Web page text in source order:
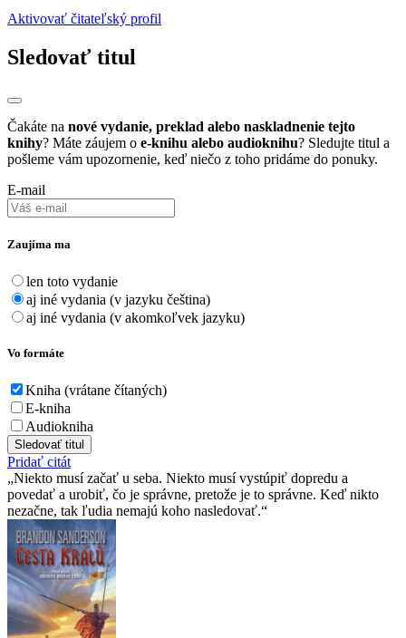
Aktivovať čitateľský profil
Sledovať titul
Čakáte na nové vydanie, preklad alebo naskladnenie tejto
knihy? Máte záujem o e-knihu alebo audioknihu? Sledujte titul a
pošleme vám upozornenie, keď niečo z toho pridáme do ponuky.
E-mail
Zaujíma ma
len toto vydanie
aj iné vydania (v jazyku čeština)
aj iné vydania (v akomkoľvek jazyku)
Vo formáte
Kniha (vrátane čítaných)
E-kniha
Audiokniha
Sledovať titul
Pridať citát
Niekto musí začať u seba. Niekto musí vystúpiť dopredu a
povedať a urobiť, čo je správne, pretože je to správne. Keď nikto
nezačne, tak ľudia nemajú koho nasledovať.